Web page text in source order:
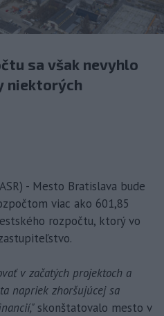
sa však nevyhlo
niektorých
- Mesto Bratislava bude
viac ako 601,85
rozpočtu, ktorý vo
v začatých projektoch a
napriek zhoršujúcej sa
skonštatovalo mesto v